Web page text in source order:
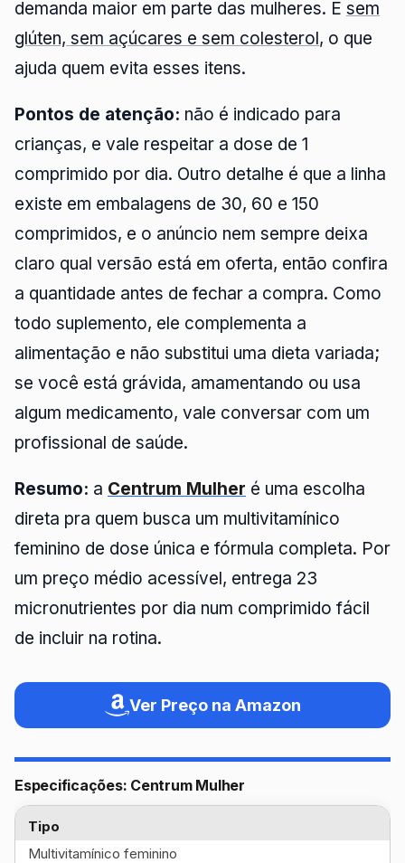
demanda maior em parte das mulheres. É sem
glúten, sem açúcares e sem colesterol, o que
ajuda quem evita esses itens.
Pontos de atenção: não é indicado para
crianças, e vale respeitar a dose de 1
comprimido por dia. Outro detalhe é que a linha
existe em embalagens de 30, 60 e 150
comprimidos, e o anúncio nem sempre deixa
claro qual versão está em oferta, então confira
a quantidade antes de fechar a compra. Como
todo suplemento, ele complementa a
alimentação e não substitui uma dieta variada;
se você está grávida, amamentando ou usa
algum medicamento, vale conversar com um
profissional de saúde.
Resumo: a Centrum Mulher é uma escolha
direta pra quem busca um multivitamínico
feminino de dose única e fórmula completa. Por
um preço médio acessível, entrega 23
micronutrientes por dia num comprimido fácil
de incluir na rotina.
Ver Preço na Amazon
Especificações: Centrum Mulher
Tipo
Multivitamínico feminino